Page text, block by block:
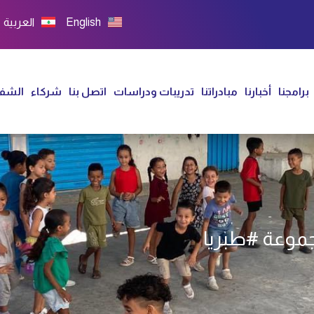
English العربية
برامجنا أخبارنا مبادراتنا تدريبات ودراسات اتصل بنا شركاء
#طبريا